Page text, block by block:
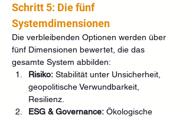
Schritt 5: Die fünf
Systemdimensionen
Die verbleibenden Optionen werden über
fünf Dimensionen bewertet, die das
gesamte System abbilden:
Risiko: Stabilität unter Unsicherheit,
geopolitische Verwundbarkeit,
Resilienz.
ESG & Governance: Ökologische